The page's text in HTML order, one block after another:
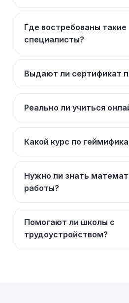
Где востребованы такие
специалисты?
Выдают ли сертификат
Реально ли учиться
Какой курс по
Нужно ли знать
работы?
Помогают ли школы с
трудоустройством?